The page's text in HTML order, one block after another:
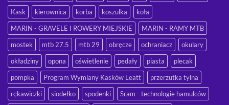
Kask
kierownica korba koszulka
koła
MARIN - GRAVELE I ROWERY MIEJSKIE
MARIN - RAMY MTB
mostek
mtb 27.5 mtb 29 obręcze ochraniacz
okulary
okładziny
opona oświetlenie pedały piasta
plecak
pompka
Program Wymiany Kasków Leatt
przerzutka tylna
rękawiczki
siodełko spodenki
Sram - technologie hamulców